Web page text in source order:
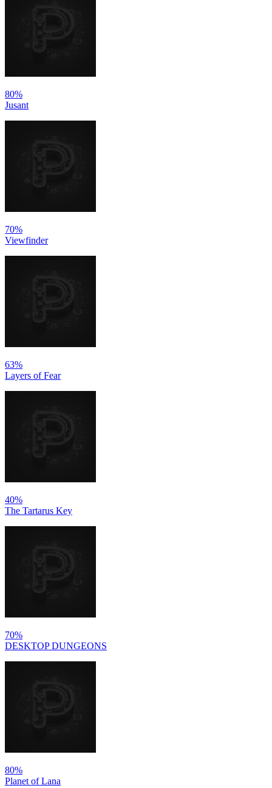
80%
Jusant
70%
Viewfinder
63%
Layers of Fear
40%
The Tartarus Key
70%
DESKTOP DUNGEONS
80%
Planet of Lana